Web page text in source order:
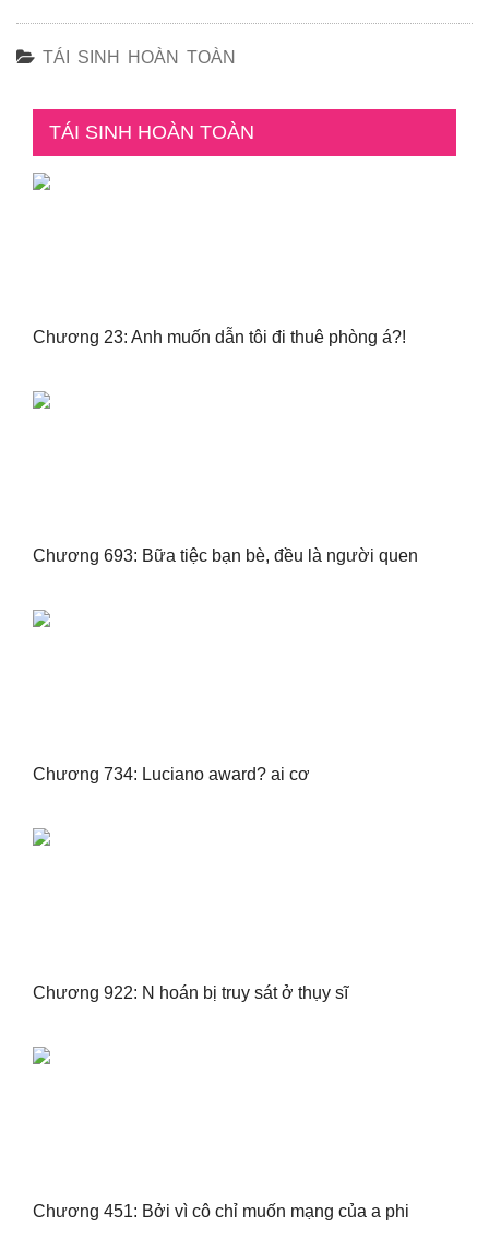
TÁI SINH HOÀN TOÀN
TÁI SINH HOÀN TOÀN
Chương 23: Anh muốn dẫn tôi đi thuê phòng á?!
Chương 693: Bữa tiệc bạn bè, đều là người quen
Chương 734: Luciano award? ai cơ
Chương 922: N hoán bị truy sát ở thụy sĩ
Chương 451: Bởi vì cô chỉ muốn mạng của a phi